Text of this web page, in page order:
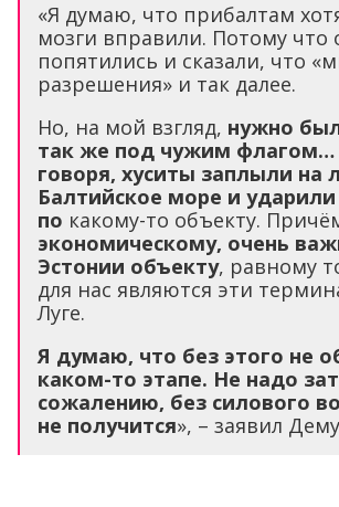
«Я думаю, что прибалтам
мозги вправили. Потому что
попятились и сказали, что
разрешения» и так далее.
Но, на мой взгляд, нужно
так же под чужим флагом…
говоря, хуситы заплыли на
Балтийское море и
по какому-то объекту.
экономическому, очень
Эстонии объекту, равному
для нас являются эти
Луге.
Я думаю, что без этого не
каком-то этапе. Не надо
сожалению, без силового
не получится», – заявил